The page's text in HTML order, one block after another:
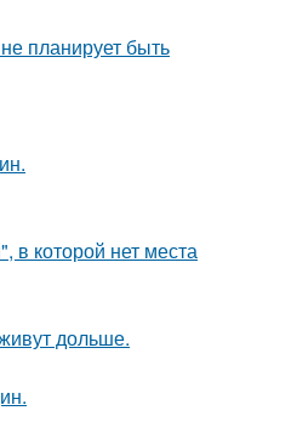
планирует быть
в которой нет места
дольше.